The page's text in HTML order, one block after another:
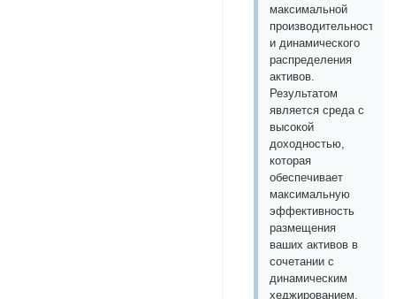
максимальной
производительности
и динамического
распределения
активов.
Результатом
является среда с
высокой
доходностью,
которая
обеспечивает
максимальную
эффективность
размещения
ваших активов в
сочетании с
динамическим
хеджированием.